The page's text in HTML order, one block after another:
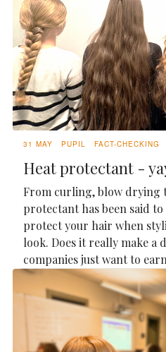
31 MAY PUPIL FACT-CHECKING
Heat protectant -
From curling, blow drying
protectant has been said
protect your hair when
look. Does it really make a
companies just want to